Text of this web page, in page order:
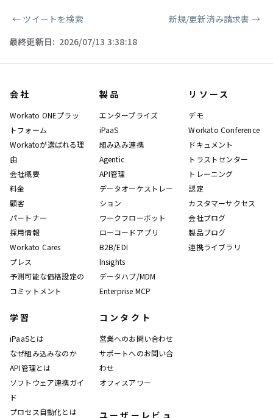
ページャー
← ツイートを検索 新規/更新済み請求書 →
最終更新日: 2026/07/13 3:38:18
会社
Workato ONEプラッ
トフォーム
Workatoが選ばれる理
由
会社概要
料金
顧客
パートナー
採用情報
Workato Cares
プレス
予測可能な価格設定の
コミットメント
製品
エンタープライズ
iPaaS
組み込み連携
Agentic
API管理
データオーケストレー
ション
ワークフローボット
ローコードアプリ
B2B/EDI
Insights
データハブ/MDM
Enterprise MCP
リソース
デモ
Workato Conference
ドキュメント
トラストセンター
トレーニング
認定
カスタマーサクセス
会社ブログ
製品ブログ
連携ライブラリ
学習
iPaaSとは
なぜ組み込みなのか
API管理とは
ソフトウェア連携ガイ
ド
プロセス自動化とは
コンタクト
営業へのお問い合わせ
サポートへのお問い合
わせ
オフィスアワー
ユーザーレビュ